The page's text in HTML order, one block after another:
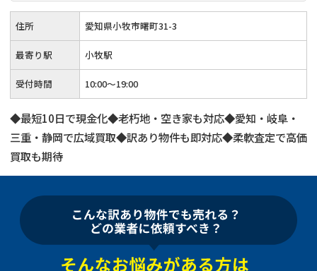
住所 愛知県小牧市曙町31-3
最寄り駅 小牧駅
受付時間 10:00～19:00
◆最短10日で現金化◆老朽地・空き家も対応◆愛知・岐阜・
三重・静岡で広域買取◆訳あり物件も即対応◆柔軟査定で高価
買取も期待